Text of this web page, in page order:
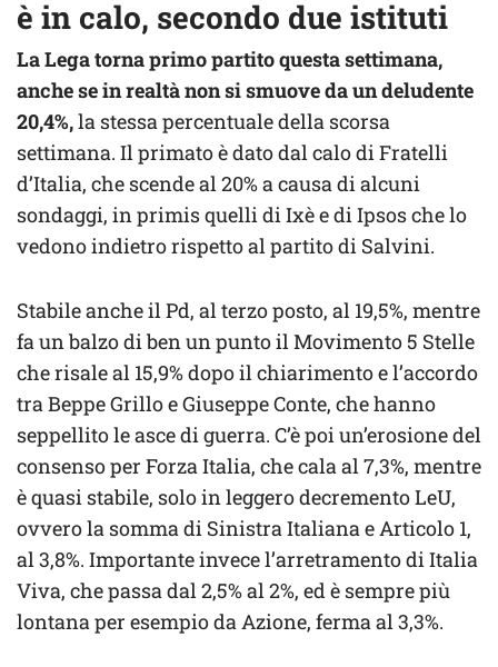
è in calo, secondo due istituti
La Lega torna primo partito questa settimana,
anche se in realtà non si smuove da un deludente
20,4%,la stessa percentuale della scorsa
settimana. Il primato è dato dal calo di Fratelli
d’Italia, che scende al 20% a causa di alcuni
sondaggi, in primis quelli di Ixè e di Ipsos che lo
vedono indietro rispetto al partito di Salvini.
Stabile anche il Pd, al terzo posto, al 19,5%, mentre
fa un balzo di ben un punto il Movimento 5 Stelle
che risale al 15,9% dopo il chiarimento e l’accordo
tra Beppe Grillo e Giuseppe Conte, che hanno
seppellito le asce di guerra. C’è poi un’erosione del
consenso per Forza Italia, che cala al 7,3%, mentre
è quasi stabile, solo in leggero decremento LeU,
ovvero la somma di Sinistra Italiana e Articolo 1,
al 3,8%. Importante invece l’arretramento di Italia
Viva, che passa dal 2,5% al 2%, ed è sempre più
lontana per esempio da Azione, ferma al 3,3%.